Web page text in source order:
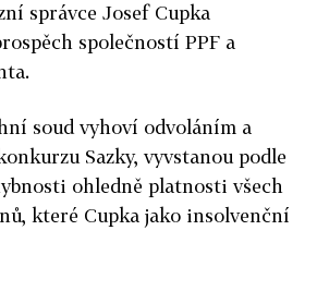
správce Josef Cupka
společností PPF a
soud vyhoví odvoláním a
Sazky, vyvstanou podle
ohledně platnosti všech
které Cupka jako insolvenční